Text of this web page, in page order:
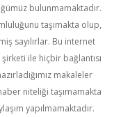
bulunmamaktadır.
taşımakta olup,
sayılırlar. Bu internet
ile hiçbir bağlantısı
makaleler
niteliği taşımamakta
yapılmamaktadır.